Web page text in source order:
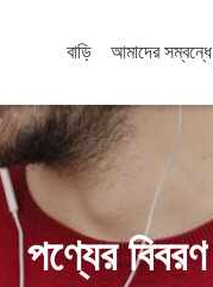
বাড়ি আমাদের সম্বন্ধে
পণ্যের বিবরণ